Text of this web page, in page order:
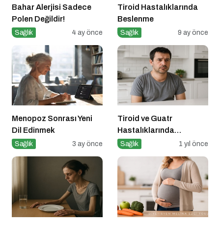
Bahar Alerjisi Sadece
Polen Değildir!
Sağlık 4 ay önce
Tiroid Hastalıklarında
Beslenme
Sağlık 9 ay önce
Menopoz Sonrası Yeni
Dil Edinmek
Sağlık 3 ay önce
Tiroid ve Guatr
Hastalıklarında
Beslenme Bilinci
Sağlık 1 yıl önce